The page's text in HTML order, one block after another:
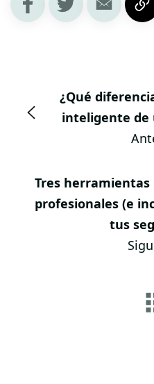
¿Qué
inteligente de
Tres
profesionales (e
tus